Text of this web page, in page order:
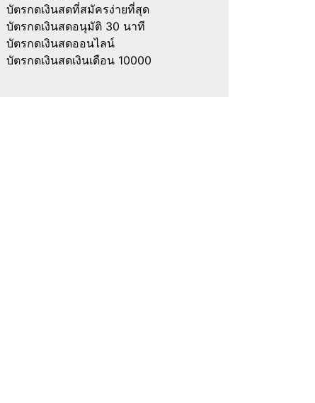
บัตรกดเงินสดที่สมัครง่ายที่สุด
บัตรกดเงินสดอนุมัติ 30 นาที
บัตรกดเงินสดออนไลน์
บัตรกดเงินสดเงินเดือน 10000